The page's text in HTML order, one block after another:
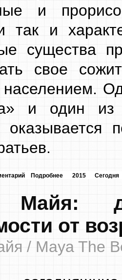
и
так и
существа
свое
и один из
оказывается
2015 Сегодня
Подробнее
Майя:
от
/ Maya The